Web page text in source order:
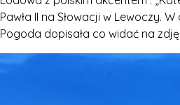
Pawła II na Słowacji w Lewoczy.
Pogoda dopisała co widać na